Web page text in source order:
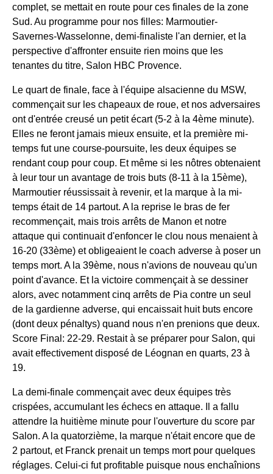
complet, se mettait en route pour ces finales de la zone
Sud. Au programme pour nos filles: Marmoutier-
Savernes-Wasselonne, demi-finaliste l'an dernier, et la
perspective d'affronter ensuite rien moins que les
tenantes du titre, Salon HBC Provence.
Le quart de finale, face à l'équipe alsacienne du MSW,
commençait sur les chapeaux de roue, et nos adversaires
ont d'entrée creusé un petit écart (5-2 à la 4ème minute).
Elles ne feront jamais mieux ensuite, et la première mi-
temps fut une course-poursuite, les deux équipes se
rendant coup pour coup. Et même si les nôtres obtenaient
à leur tour un avantage de trois buts (8-11 à la 15ème),
Marmoutier réussissait à revenir, et la marque à la mi-
temps était de 14 partout. A la reprise le bras de fer
recommençait, mais trois arrêts de Manon et notre
attaque qui continuait d'enfoncer le clou nous menaient à
16-20 (33ème) et obligeaient le coach adverse à poser un
temps mort. A la 39ème, nous n'avions de nouveau qu'un
point d'avance. Et la victoire commençait à se dessiner
alors, avec notamment cinq arrêts de Pia contre un seul
de la gardienne adverse, qui encaissait huit buts encore
(dont deux pénaltys) quand nous n'en prenions que deux.
Score Final: 22-29. Restait à se préparer pour Salon, qui
avait effectivement disposé de Léognan en quarts, 23 à
19.
La demi-finale commençait avec deux équipes très
crispées, accumulant les échecs en attaque. Il a fallu
attendre la huitième minute pour l'ouverture du score par
Salon. A la quatorzième, la marque n'était encore que de
2 partout, et Franck prenait un temps mort pour quelques
réglages. Celui-ci fut profitable puisque nous enchaînions